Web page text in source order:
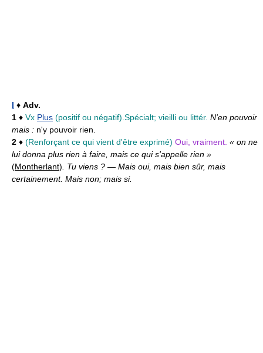
I ♦ Adv.
1 ♦ Vx Plus (positif ou négatif). Spécialt; vieilli ou littér. N'en pouvoir
mais : n'y pouvoir rien.
2 ♦ (Renforçant ce qui vient d'être exprimé) Oui, vraiment. « on ne
lui donna plus rien à faire, mais ce qui s'appelle rien »
(Montherlant) . Tu viens ? — Mais oui, mais bien sûr, mais
certainement. Mais non; mais si.